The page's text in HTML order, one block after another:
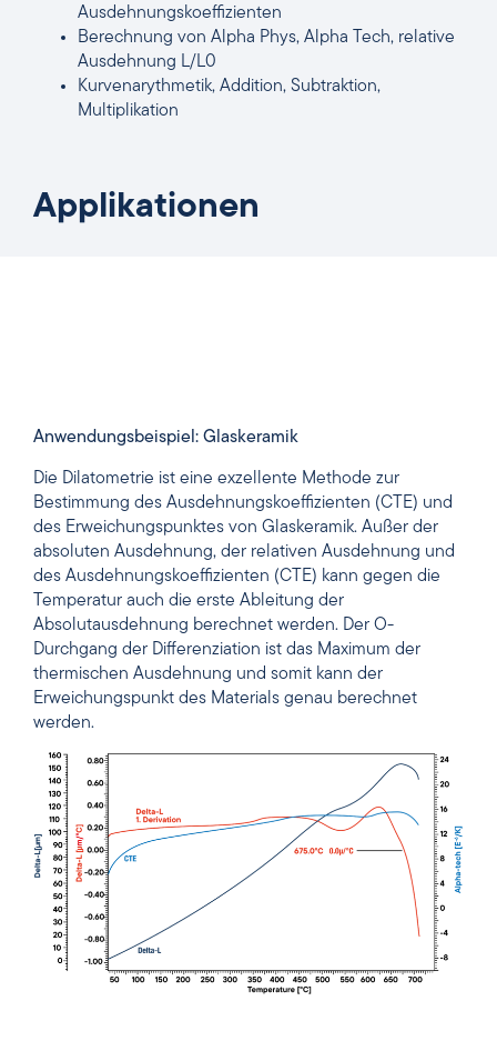
Ausdehnungskoeffizienten
Berechnung von Alpha Phys, Alpha Tech, relative
Ausdehnung L/L0
Kurvenarythmetik, Addition, Subtraktion,
Multiplikation
Applikationen
Anwendungsbeispiel: Glaskeramik
Die Dilatometrie ist eine exzellente Methode zur
Bestimmung des Ausdehnungskoeffizienten (CTE) und
des Erweichungspunktes von Glaskeramik. Außer der
absoluten Ausdehnung, der relativen Ausdehnung und
des Ausdehnungskoeffizienten (CTE) kann gegen die
Temperatur auch die erste Ableitung der
Absolutausdehnung berechnet werden. Der O-
Durchgang der Differenziation ist das Maximum der
thermischen Ausdehnung und somit kann der
Erweichungspunkt des Materials genau berechnet
werden.